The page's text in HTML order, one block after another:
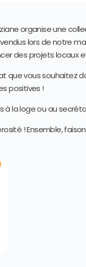
organise une
lors de notre
des projets locaux
que vous souhaitez
positives !
à la loge ou au
! Ensemble,